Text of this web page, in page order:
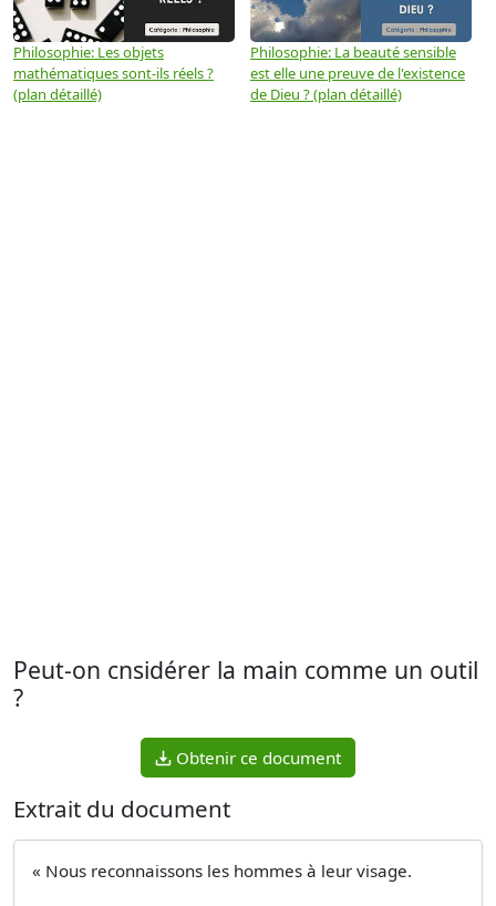
Philosophie: Les objets
mathématiques sont-ils réels ?
(plan détaillé)
Philosophie: La beauté sensible
est elle une preuve de l'existence
de Dieu ? (plan détaillé)
Peut-on cnsidérer la main comme un outil
?
Obtenir ce document
Extrait du document
« Nous reconnaissons les hommes à leur visage.